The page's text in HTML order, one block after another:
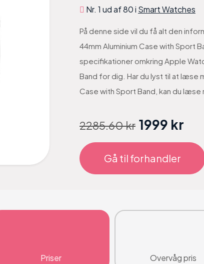
Nr. 1 ud af 80 i Smart Watches
På denne side vil du få alt den
44mm Aluminium Case with Sport
specifikationer omkring Apple
Band for dig. Har du lyst til at læse
Case with Sport Band, kan du læse
2285.60 kr 1999 kr
Gå til forhandler
Priser Overvåg pris